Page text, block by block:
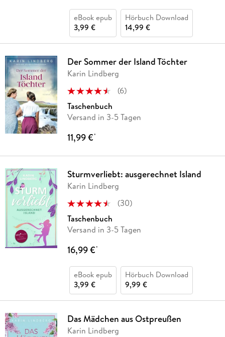
eBook epub
3,99 €
Hörbuch Download
14,99 €
Der Sommer der Island Töchter
Karin Lindberg
(6)
Taschenbuch
Versand in 3-5 Tagen
11,99 €*
Sturmverliebt: ausgerechnet Island
Karin Lindberg
(30)
Taschenbuch
Versand in 3-5 Tagen
16,99 €*
eBook epub
3,99 €
Hörbuch Download
9,99 €
Das Mädchen aus Ostpreußen
Karin Lindberg